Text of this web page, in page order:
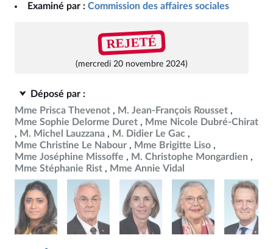
Examiné par : Commission des affaires sociales
REJETÉ
(mercredi 20 novembre 2024)
Déposé par :
Mme Prisca Thevenot
M. Jean-François Rousset
Mme Sophie Delorme Duret
Mme Nicole Dubré-Chirat
M. Michel Lauzzana
M. Didier Le Gac
Mme Christine Le Nabour
Mme Brigitte Liso
Mme Joséphine Missoffe
M. Christophe Mongardien
Mme Stéphanie Rist
Mme Annie Vidal